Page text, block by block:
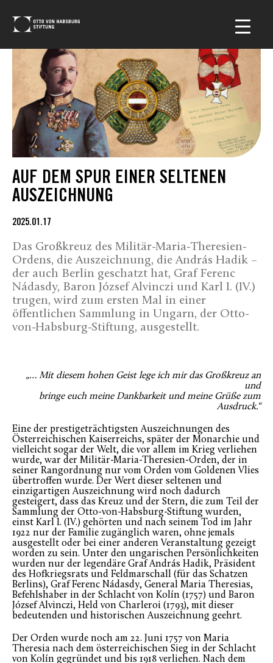
AUF DEM SPUR EINER SELTENEN
AUSZEICHNUNG
2025.01.17
Das Großkreuz des Militär-Maria-Theresien-
Ordens, die Auszeichnung, die András Hadik –
der auch Berlin geschatzt hat, Graf Ferenc
Nádasdy, Baron József Alvinczi und Karl I. (IV.)
trugen, wird zum ersten Mal in einer
öffentlichen Sammlung in Ungarn, der Otto-
von-Habsburg-Stiftung, ausgestellt.
„… Mit diesem hohen Geist lege ich mir das Großkreuz an
und
bringe euch meine Dankbarkeit und meine Grüße zum
Ausdruck.“
Eine der prestigeträchtigsten Auszeichnungen des
Österreichischen Kaiserreichs, später der Monarchie und
vielleicht sogar der Welt, die vor allem im Krieg verliehen
wurde, war der Militär-Maria-Theresien-Orden, der in
seiner Rangordnung nur vom Orden vom Goldenen Vlies
übertroffen wurde. Der Wert dieser seltenen und
einzigartigen Auszeichnung wird noch dadurch
gesteigert, dass das Kreuz und der Stern, die zum Teil der
Sammlung der Otto-von-Habsburg-Stiftung wurden,
einst Karl I. (IV.) gehörten und nach seinem Tod im Jahr
1922 nur der Familie zugänglich waren, ohne jemals
ausgestellt oder bei einer anderen Veranstaltung gezeigt
worden zu sein. Unter den ungarischen Persönlichkeiten
wurden nur der legendäre Graf András Hadik, Präsident
des Hofkriegsrats und Feldmarschall (für das Schatzen
Berlins), Graf Ferenc Nádasdy, General Maria Theresias,
Befehlshaber in der Schlacht von Kolín (1757) und Baron
József Alvinczi, Held von Charleroi (1793), mit dieser
bedeutenden und historischen Auszeichnung geehrt.
Der Orden wurde noch am 22. Juni 1757 von Maria
Theresia nach dem österreichischen Sieg in der Schlacht
von Kolín gegründet und bis 1918 verliehen. Nach dem